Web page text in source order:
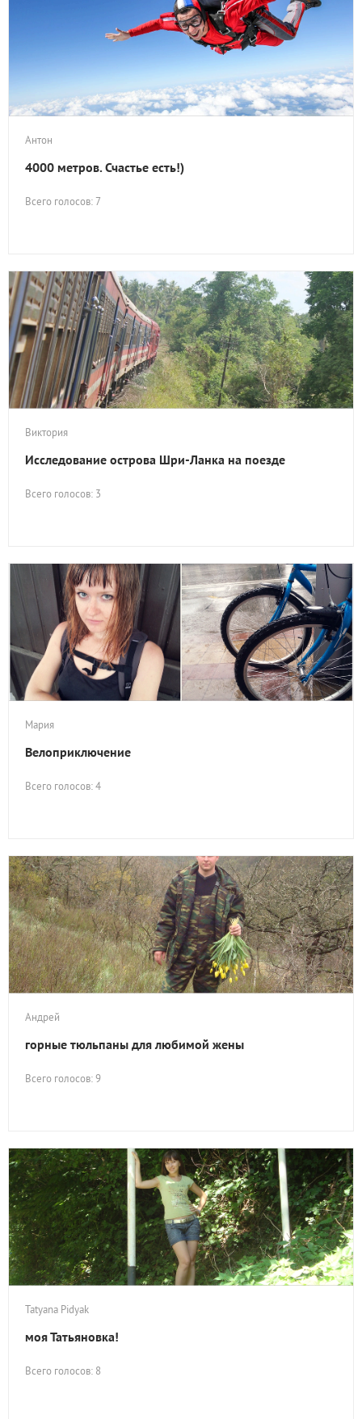
Антон
4000 метров. Счастье есть!)
Всего голосов: 7
Виктория
Исследование острова Шри-Ланка на поезде
Всего голосов: 3
Мария
Велоприключение
Всего голосов: 4
Андрей
горные тюльпаны для любимой жены
Всего голосов: 9
Tatyana Pidyak
моя Татьяновка!
Всего голосов: 8